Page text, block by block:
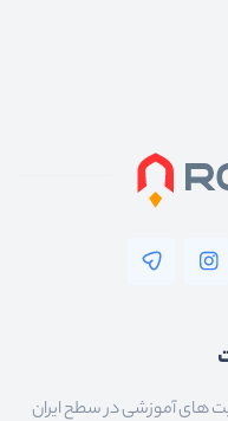
های آموزشی در سطح ایران